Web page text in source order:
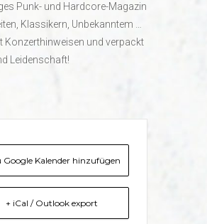
Punk- und Hardcore-Magazin
Klassikern, Unbekanntem …
Konzerthinweisen und verpackt
Leidenschaft!
Google Kalender hinzufügen
+ iCal / Outlook export